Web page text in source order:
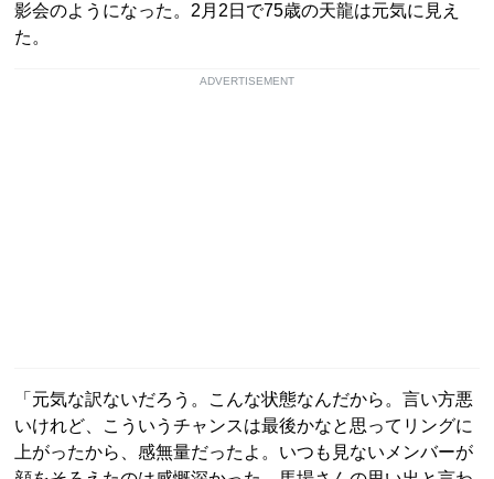
影会のようになった。2月2日で75歳の天龍は元気に見え
た。
ADVERTISEMENT
「元気な訳ないだろう。こんな状態なんだから。言い方悪
いけれど、こういうチャンスは最後かなと思ってリングに
上がったから、感無量だったよ。いつも見ないメンバーが